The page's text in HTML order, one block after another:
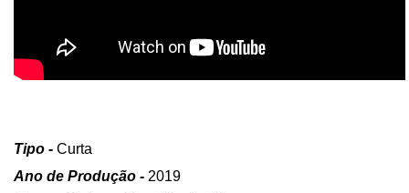
Tipo - Curta
Ano de Produção - 2019